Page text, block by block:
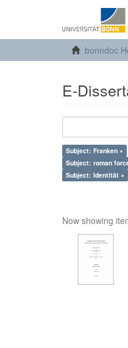
bonndoc
E-
Subject: Franken ×
Subject: roman
Subject: Identität ×
Now showing